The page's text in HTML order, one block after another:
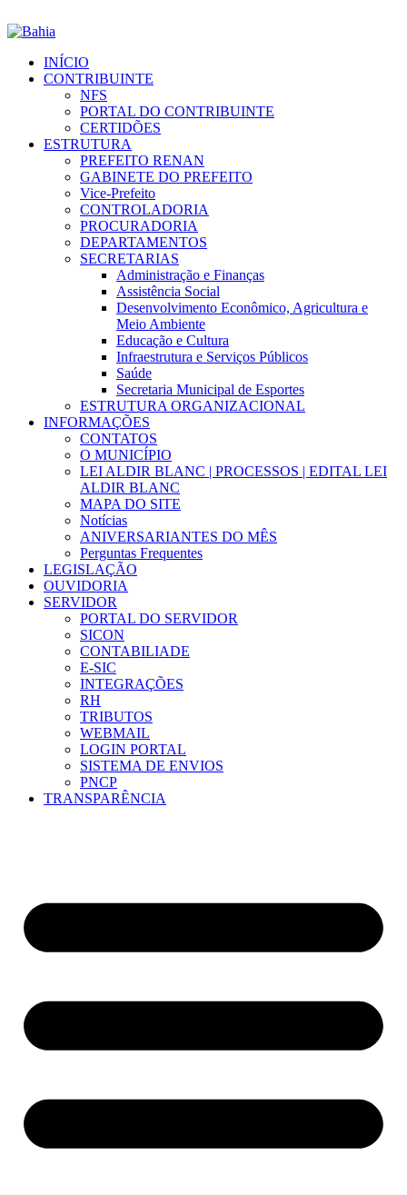
INÍCIO
CONTRIBUINTE
NFS
PORTAL DO CONTRIBUINTE
CERTIDÕES
ESTRUTURA
PREFEITO RENAN
GABINETE DO PREFEITO
Vice-Prefeito
CONTROLADORIA
PROCURADORIA
DEPARTAMENTOS
SECRETARIAS
Administração e Finanças
Assistência Social
Desenvolvimento Econômico, Agricultura e
Meio Ambiente
Educação e Cultura
Infraestrutura e Serviços Públicos
Saúde
Secretaria Municipal de Esportes
ESTRUTURA ORGANIZACIONAL
INFORMAÇÕES
CONTATOS
O MUNICÍPIO
LEI ALDIR BLANC | PROCESSOS | EDITAL LEI
ALDIR BLANC
MAPA DO SITE
Notícias
ANIVERSARIANTES DO MÊS
Perguntas Frequentes
LEGISLAÇÃO
OUVIDORIA
SERVIDOR
PORTAL DO SERVIDOR
SICON
CONTABILIADE
E-SIC
INTEGRAÇÕES
RH
TRIBUTOS
WEBMAIL
LOGIN PORTAL
SISTEMA DE ENVIOS
PNCP
TRANSPARÊNCIA